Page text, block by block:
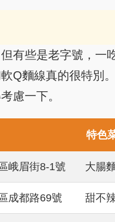
有些是老字號，一
Q麵線真的很特別
慮一下。
特色
峨眉街8-1號 大腸
成都路69號 甜不